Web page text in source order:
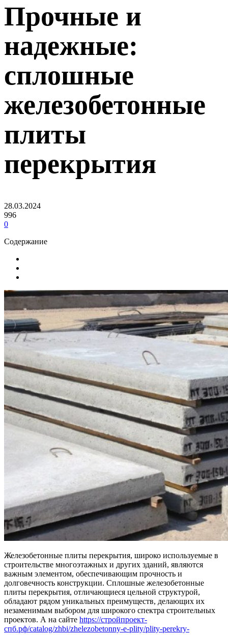
Прочные и
надежные:
сплошные
железобетонные
плиты
перекрытия
28.03.2024
996
0
Содержание
Железобетонные плиты перекрытия, широко используемые в
строительстве многоэтажных и других зданий, являются
важным элементом, обеспечивающим прочность и
долговечность конструкции. Сплошные железобетонные
плиты перекрытия, отличающиеся цельной структурой,
обладают рядом уникальных преимуществ, делающих их
незаменимым выбором для широкого спектра строительных
проектов. А на сайте https://стройпроект-
спб.рф/catalog/zhbi/zhelezobetonny-e-plity/plity-perekry-